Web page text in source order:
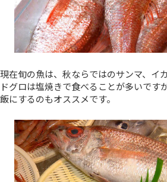
現在旬の魚は、秋ならではのサンマ、イ
ドグロは塩焼きで食べることが多いです
飯にするのもオススメです。